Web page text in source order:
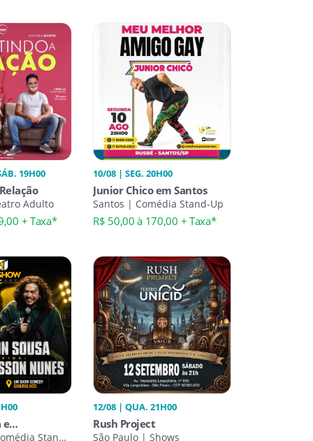
19H00
Adulto
+ Taxa*
10/08 | SEG. 20H00
Junior Chico em Santos
Santos | Comédia Stand-Up
R$ 50,00 à 170,00 + Taxa*
e
em
Stand-
12/08 | QUA. 21H00
Rush Project
São Paulo | Shows